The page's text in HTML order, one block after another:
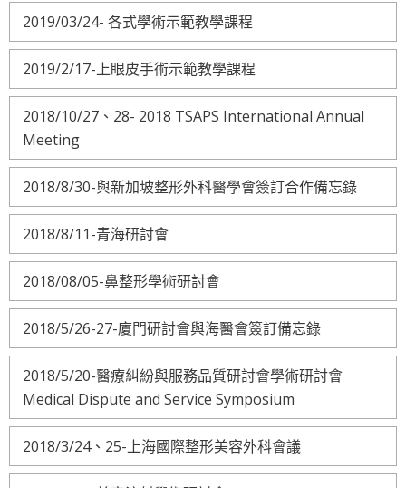
2019/03/24- 各式學術示範教學課程
2019/2/17-上眼皮手術示範教學課程
2018/10/27、28- 2018 TSAPS International Annual
Meeting
2018/8/30-與新加坡整形外科醫學會簽訂合作備忘錄
2018/8/11-青海研討會
2018/08/05-鼻整形學術研討會
2018/5/26-27-廈門研討會與海醫會簽訂備忘錄
2018/5/20-醫療糾紛與服務品質研討會學術研討會
Medical Dispute and Service Symposium
2018/3/24、25-上海國際整形美容外科會議